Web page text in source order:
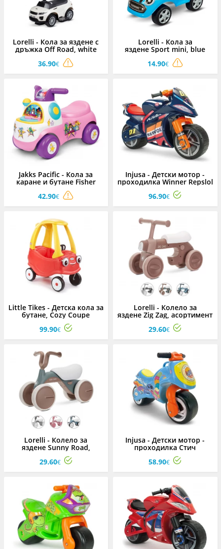
Lorelli - Кола за яздене с
дръжка Off Road, white
36.90€
Lorelli - Кола за
яздене Sport mini, blue
14.90€
Jakks Pacific - Кола за
каране и бутане Fisher
Price, лилав цвят
42.90€
Injusa - Детски мотор -
проходилка Winner Repslol
96.90€
Little Tikes - Детска кола за
бутане, Cozy Coupe
99.90€
Lorelli - Колело за
яздене Zig Zag, асортимент
29.60€
Lorelli - Колело за
яздене Sunny Road,
асортимент
29.60€
Injusa - Детски мотор -
проходилка Стич
58.90€